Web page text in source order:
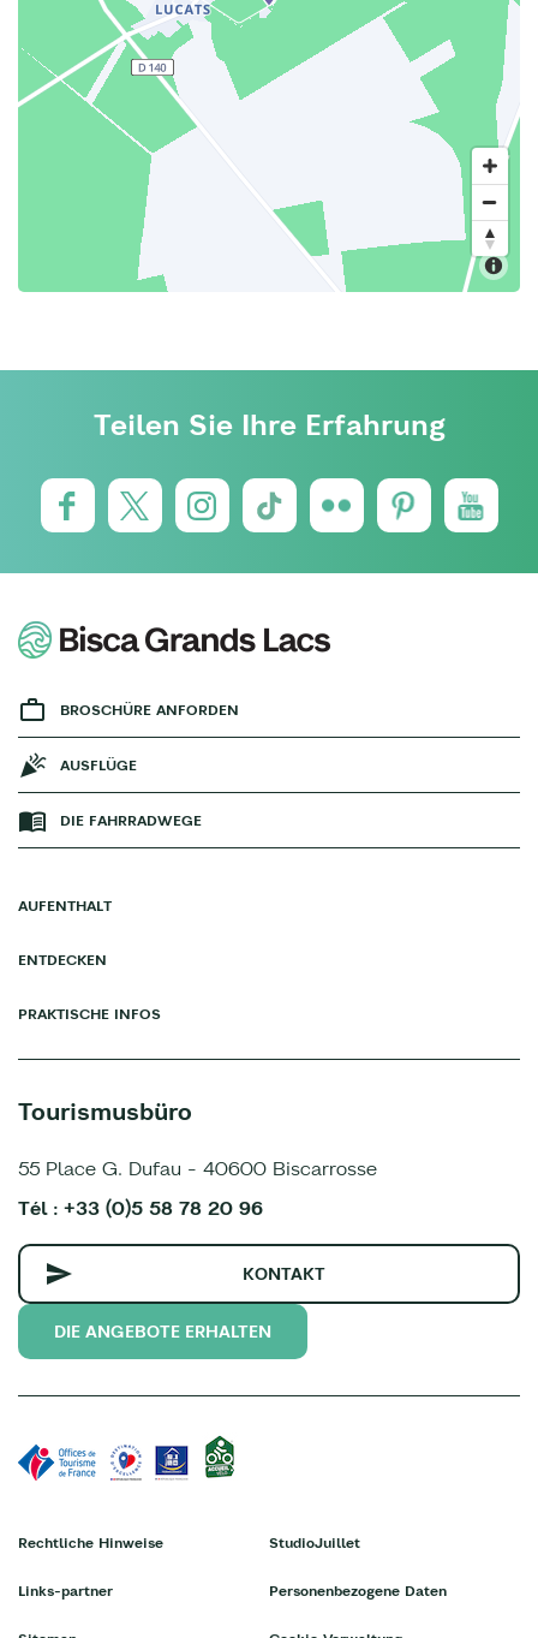
Teilen Sie Ihre Erfahrung
BROSCHÜRE ANFORDEN
AUSFLÜGE
DIE FAHRRADWEGE
AUFENTHALT
ENTDECKEN
PRAKTISCHE INFOS
Tourismusbüro
55 Place G. Dufau - 40600 Biscarrosse
Tél : +33 (0)5 58 78 20 96
KONTAKT
DIE ANGEBOTE ERHALTEN
Rechtliche Hinweise
Links-partner
StudioJuillet
Personenbezogene Daten